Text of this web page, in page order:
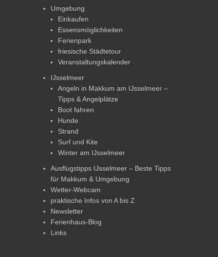
Umgebung
Einkaufen
Essensmöglichkeiten
Ferienpark
friesische Städtetour
Veranstaltungskalender
IJsselmeer
Angeln in Makkum am IJsselmeer –
Tipps & Angelplätze
Boot fahren
Hunde
Strand
Surf und Kite
Winter am IJsselmeer
Ausflugstipps IJsselmeer – Beste Tipps
für Makkum & Umgebung
Wetter-Webcam
praktische Infos von A bis Z
Newsletter
Ferienhaus-Blog
Links